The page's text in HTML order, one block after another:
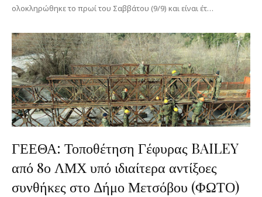
ολοκληρώθηκε το πρωί του Σαββάτου (9/9) και είναι έτ…
ΓΕΕΘΑ: Τοποθέτηση Γέφυρας BAILEY
από 8ο ΛΜΧ υπό ιδιαίτερα αντίξοες
συνθήκες στο Δήμο Μετσόβου (ΦΩΤΟ)